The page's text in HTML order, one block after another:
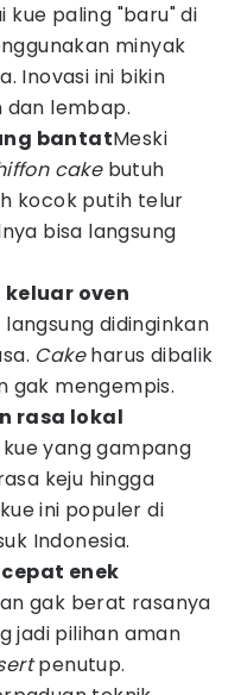
kue paling "baru" di
minyak
Inovasi ini bikin
lembap.
bantatMeski
cakebutuh
kocok putih telur
bisa langsung
oven
didinginkan
Cakeharus dibalik
gak mengempis.
rasa lokal
yang gampang
keju hingga
ini populer di
Indonesia.
enek
gak berat rasanya
jadi pilihan aman
penutup.